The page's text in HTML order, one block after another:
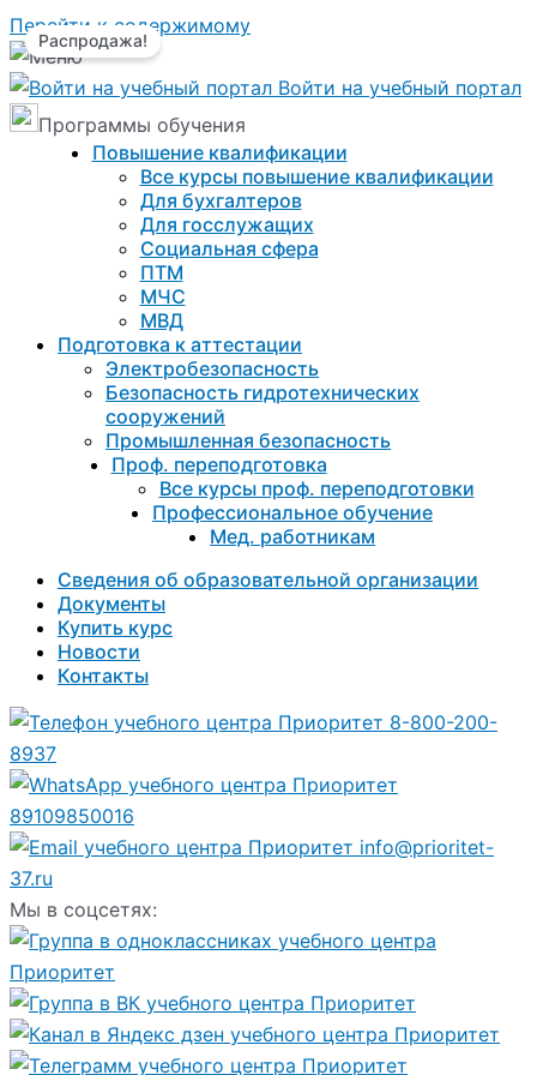
Перейти к содержимому
Войти на учебный портал
Программы обучения
Повышение квалификации
Все курсы повышение квалификации
Для бухгалтеров
Для госслужащих
Социальная сфера
ПТМ
МЧС
МВД
Подготовка к aттестации
Электробезопасность
Безопасность гидротехнических
сооружений
Промышленная безопасность
Проф. переподготовка
Все курсы проф. переподготовки
Профессиональное обучение
Мед. работникам
Сведения об образовательной организации
Документы
Купить курс
Новости
Контакты
8-800-200-
8937
89109850016
info@prioritet-
37.ru
Мы в соцсетях:
Распродажа!